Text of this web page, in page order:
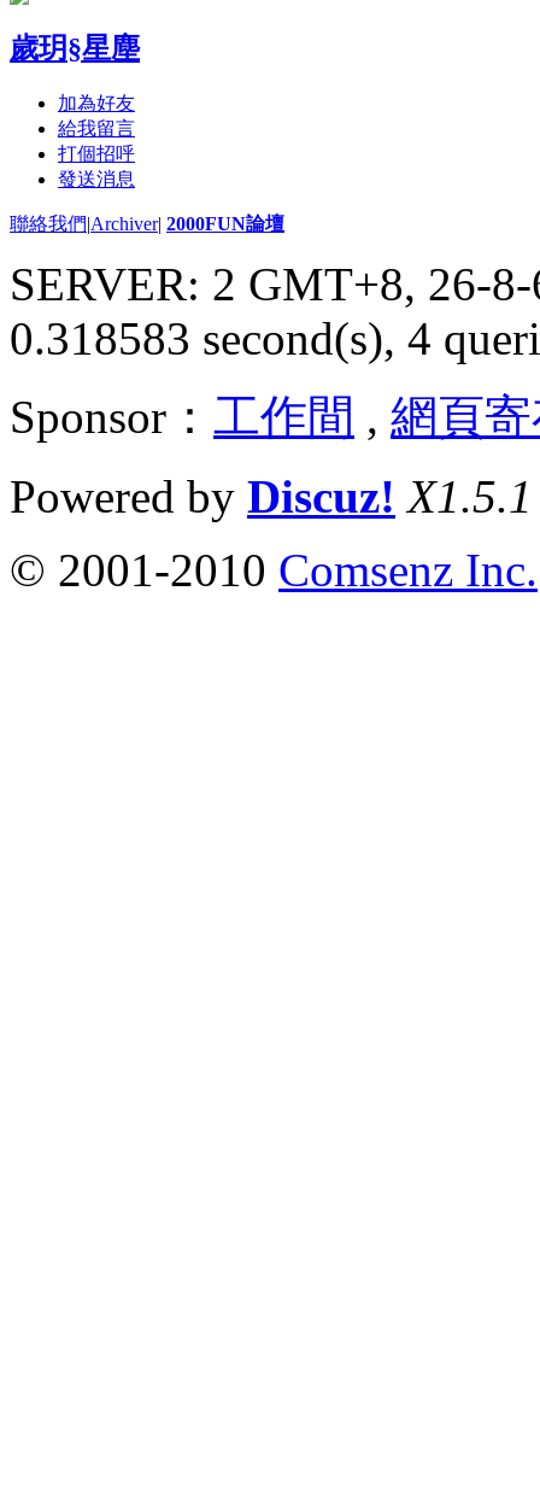
歲玥§星塵
加為好友
給我留言
打個招呼
發送消息
聯絡我們|Archiver| 2000FUN論壇
SERVER: 2 GMT+8, 26-
0.318583 second(s), 4
Sponsor： 工作間 , 網頁
Powered by Discuz! X1.5.1
© 2001-2010 Comsenz Inc.